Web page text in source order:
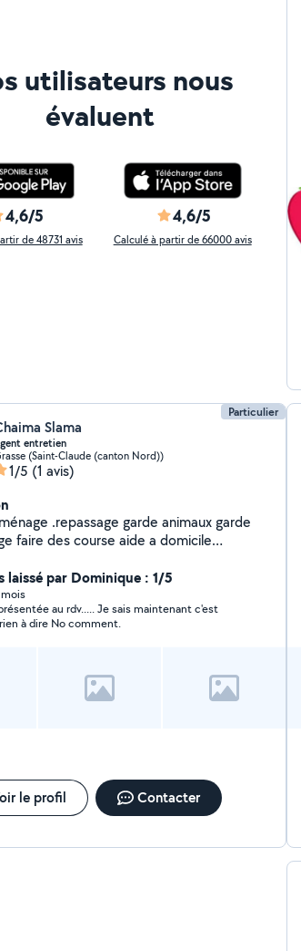
utilisateurs nous
évaluent
4,6/5
de 48731 avis
4,6/5
Calculé à partir de 66000 avis
Particulier
Slama
entretien
(Saint-Claude (canton Nord))
1/5 (1 avis)
.repassage garde animaux garde
faire des course aide a domicile
laissé par Dominique : 1/5
au rdv..... Je sais maintenant c'est
normal.il n y a rien à dire No comment.
le profil Contacter